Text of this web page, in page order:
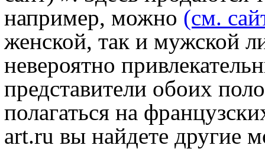
например, можно (см.
женской, так и мужской
невероятно
представители обоих
полагаться на
art.ru вы найдете другие